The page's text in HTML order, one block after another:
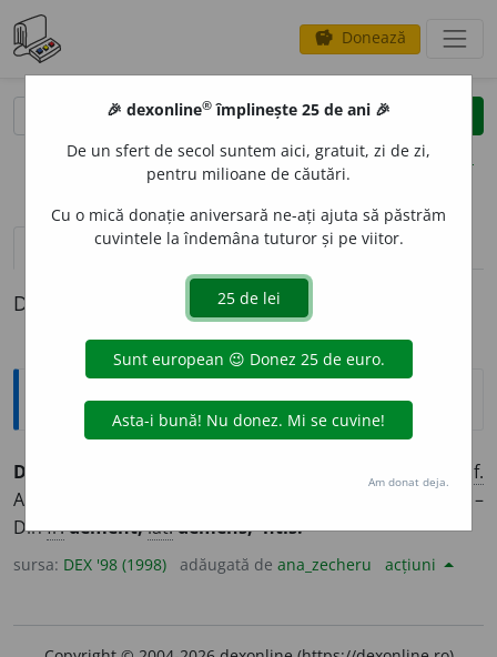
savings Donează
clear
opțiuni
definiții (1) pronunțievolume_up (7)
Definiția cu ID-ul 9227:
Explicative DEX
DEM șif.
Alienat mintal, nebun.
De om nebun; nebunesc. –
Dinfr.dément,lat.demens, -ntis.
sursa: DEX '98 (1998) adăugată de ana_zecheru acțiuni
🎉 dexonline® împlinește 25 de ani 🎉
De un sfert de secol suntem aici, gratuit, zi de zi,
pentru milioane de căutări.
Cu o mică donație aniversară ne-ați ajuta să păstrăm
cuvintele la îndemâna tuturor și pe viitor.
Am donat deja.